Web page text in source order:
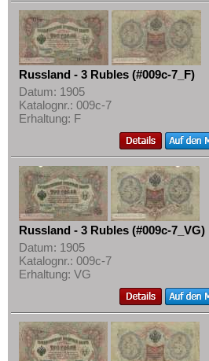
Russland - 3 Rubles (#009c-7_F)
Datum: 1905
Katalognr.: 009c-7
Erhaltung: F
Russland - 3 Rubles (#009c-7_VG)
Datum: 1905
Katalognr.: 009c-7
Erhaltung: VG